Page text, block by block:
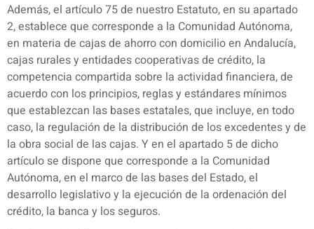
Además, el artículo 75 de nuestro Estatuto, en su apartado
2, establece que corresponde a la Comunidad Autónoma,
en materia de cajas de ahorro con domicilio en Andalucía,
cajas rurales y entidades cooperativas de crédito, la
competencia compartida sobre la actividad financiera, de
acuerdo con los principios, reglas y estándares mínimos
que establezcan las bases estatales, que incluye, en todo
caso, la regulación de la distribución de los excedentes y de
la obra social de las cajas. Y en el apartado 5 de dicho
artículo se dispone que corresponde a la Comunidad
Autónoma, en el marco de las bases del Estado, el
desarrollo legislativo y la ejecución de la ordenación del
crédito, la banca y los seguros.